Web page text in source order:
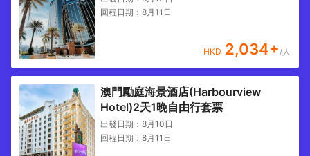
回程日期： 8月11日
HKD 2,034+ /人
澳門勵庭海景酒店(Harbourview
Hotel)2天1晚自由行套票
出發日期： 8月10日
回程日期： 8月11日